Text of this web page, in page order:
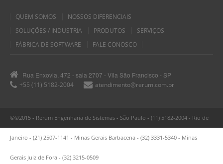
QUEM SOMOS
NOSSOS DIFERENCIAIS
SOLUÇÕES / INDUSTRIA
PRODUTOS
SERVIÇOS
FÁBRICA DE SOFTWARE
FALE CONOSCO
Rua Enxovia, 472 - sala 2707 - Vila São Francisco - SP
+55 (11) 5182-2004
atendimento@rerum.com.br
©©2015 - Rerum Engenharia de Sistemas - São Paulo - (11) 5182-2004 - Rio de
Janeiro - (21) 2507-1141 - Minas Gerais Barbacena - (32) 3331-5340 - Minas
Gerais Juiz de Fora - (32) 3215-0509